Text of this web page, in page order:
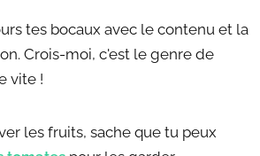
tes bocaux avec le contenu et la
Crois-moi, c'est le genre de
vite !
les fruits, sache que tu peux